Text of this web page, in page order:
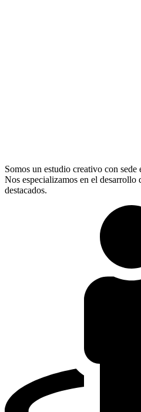
Somos un estudio creativo con sede
Nos especializamos en el
destacados.